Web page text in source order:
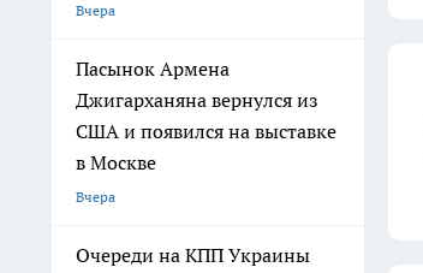
Вчера
Пасынок Армена
Джигарханяна вернулся из
США и появился на выставке
в Москве
Вчера
Очереди на КПП Украины